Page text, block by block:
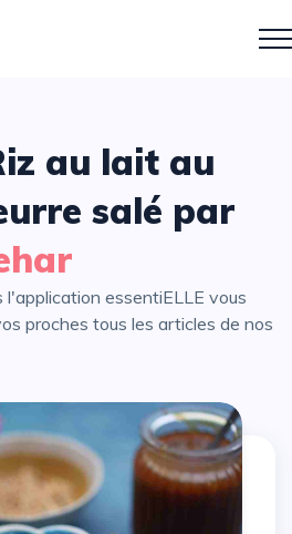
au lait au
salé par
proches tous les articles de nos